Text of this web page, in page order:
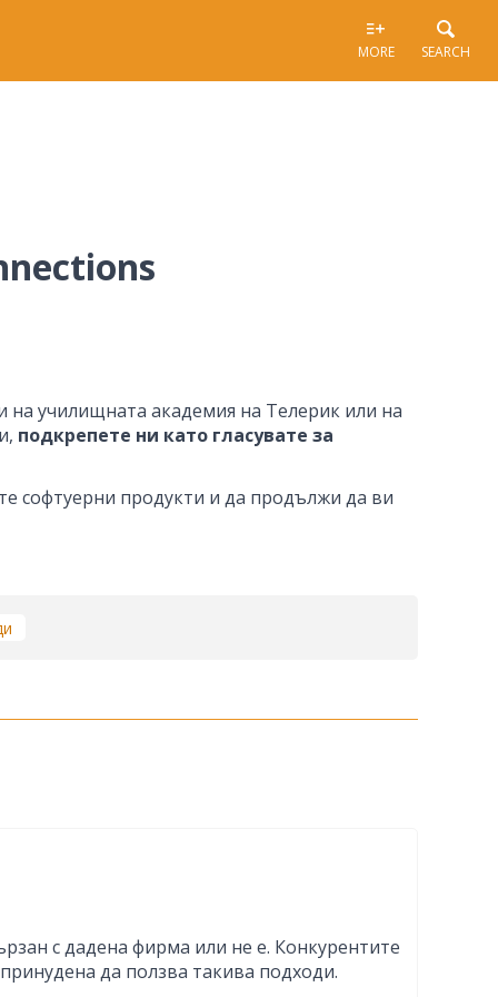
SEARCH
MORE
на училищната академия на Телерик или на
подкрепете ни като гласувате за
софтуерни продукти и да продължи да ви
с дадена фирма или не е. Конкурентите
да ползва такива подходи.